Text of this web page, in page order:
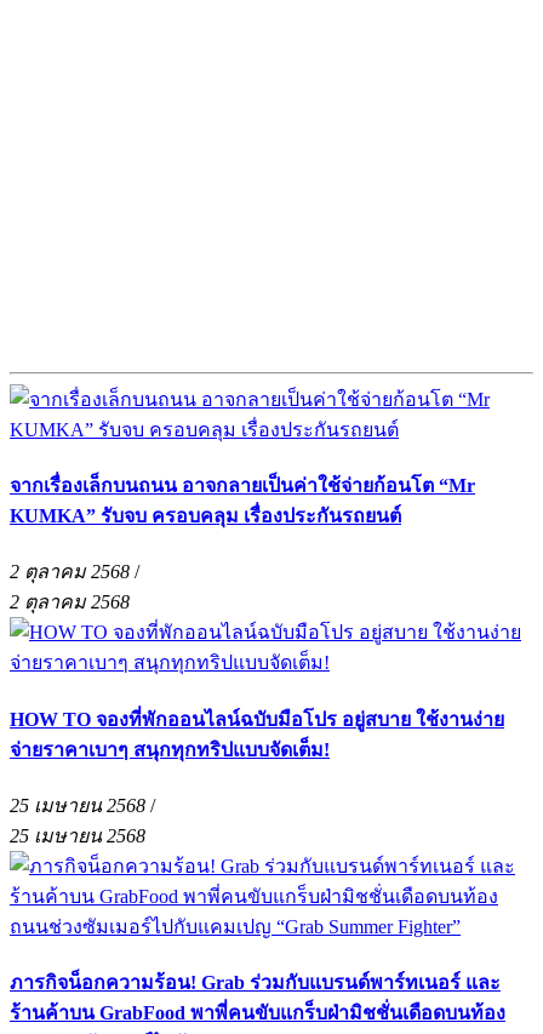
จากเรื่องเล็กบนถนน อาจกลายเป็นค่าใช้จ่ายก้อนโต “Mr
KUMKA” รับจบ ครอบคลุม เรื่องประกันรถยนต์
2 ตุลาคม 2568 /
2 ตุลาคม 2568
HOW TO จองที่พักออนไลน์ฉบับมือโปร อยู่สบาย ใช้งานง่าย
จ่ายราคาเบาๆ สนุกทุกทริปแบบจัดเต็ม!
25 เมษายน 2568 /
25 เมษายน 2568
ภารกิจน็อกความร้อน! Grab ร่วมกับแบรนด์พาร์ทเนอร์ และ
ร้านค้าบน GrabFood พาพี่คนขับแกร็บฝ่ามิชชั่นเดือดบนท้อง